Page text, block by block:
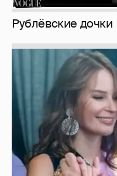
Рублёвские дочки